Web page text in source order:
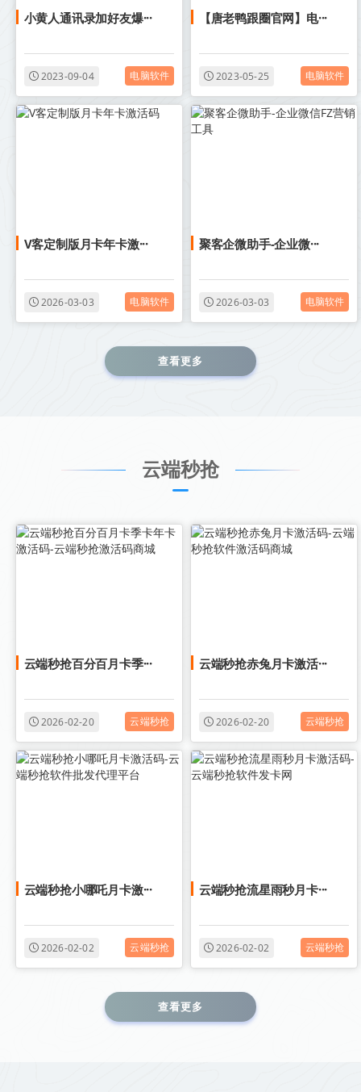
小黄人通讯录加好友爆···
2023-09-04 电脑软件
【唐老鸭跟圈官网】电···
2023-05-25 电脑软件
V客定制版月卡年卡激···
2026-03-03 电脑软件
聚客企微助手-企业微···
2026-03-03 电脑软件
查看更多
云端秒抢
云端秒抢百分百月卡季···
2026-02-20 云端秒抢
云端秒抢赤兔月卡激活···
2026-02-20 云端秒抢
云端秒抢小哪吒月卡激···
2026-02-02 云端秒抢
云端秒抢流星雨秒月卡···
2026-02-02 云端秒抢
查看更多